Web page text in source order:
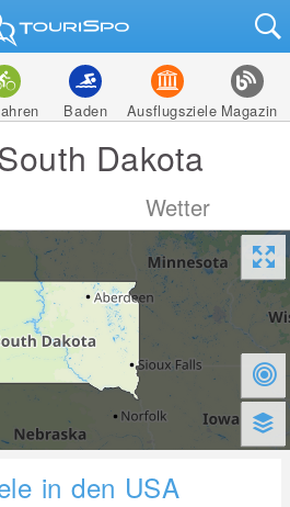
Baden Ausflugsziele Magazin
Dakota
Wetter
in den USA